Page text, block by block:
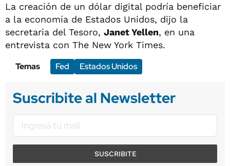
La creación de un dólar digital podría beneficiar
a la economía de Estados Unidos, dijo la
secretaria del Tesoro, Janet Yellen, en una
entrevista con The New York Times.
Temas
Fed Estados Unidos
Suscribite al Newsletter
SUSCRIBITE